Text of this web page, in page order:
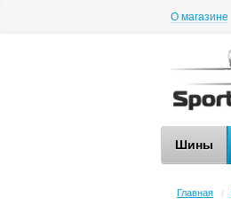
О магазине
Шины
Главная /